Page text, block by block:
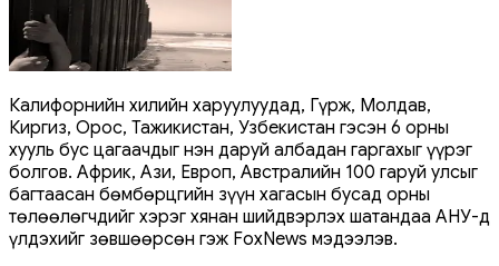
Калифорнийн хилийн харуулуудад, Гүрж, Молдав,
Киргиз, Орос, Тажикистан, Узбекистан гэсэн 6 орны
хууль бус цагаачдыг нэн даруй албадан гаргахыг үүрэг
болгов. Африк, Ази, Европ, Австралийн 100 гаруй улсыг
багтаасан бөмбөрцгийн зүүн хагасын бусад орны
төлөөлөгчдийг хэрэг хянан шийдвэрлэх шатандаа АНУ-д
үлдэхийг зөвшөөрсөн гэж FoxNews мэдээлэв.